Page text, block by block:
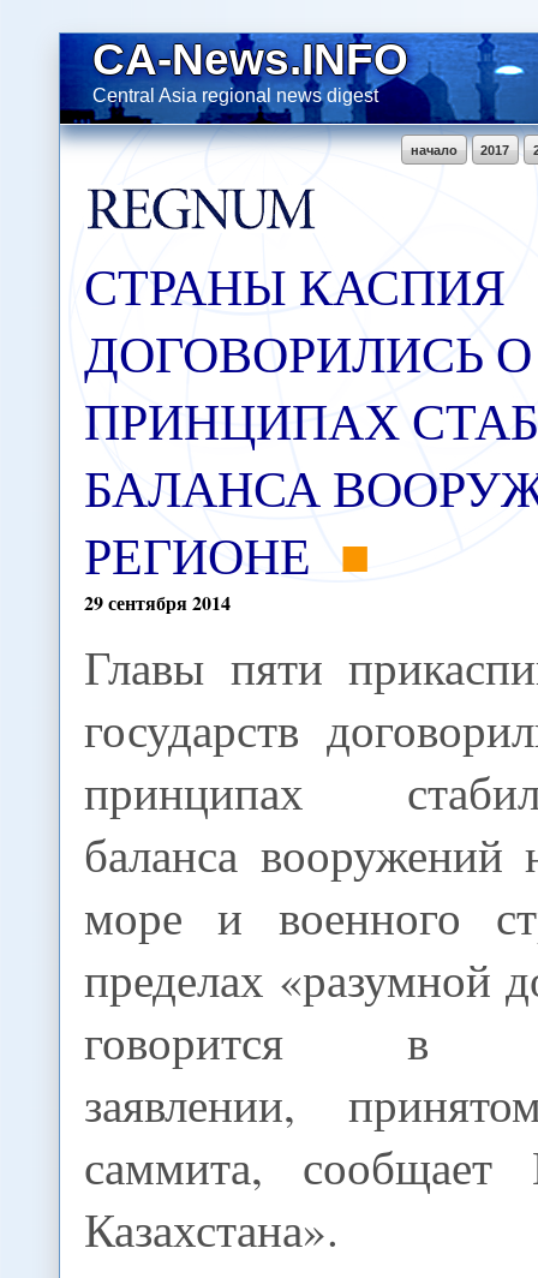
CA-News.INFO
Central Asia regional news digest
2017
начало
СТРАНЫ КАСПИЯ
ДОГОВОРИЛИСЬ О
ПРИНЦИПАХ
БАЛАНСА
РЕГИОНЕ
29сентября2014
Главы пяти
государств
принципах
баланса вооружений
море и военного
пределах «разумной
говорится в
заявлении,
саммита,
Казахстана».